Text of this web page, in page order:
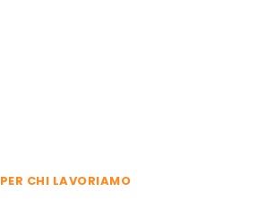
PER CHI LAVORIAMO